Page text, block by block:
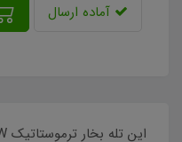
آماده ارسال